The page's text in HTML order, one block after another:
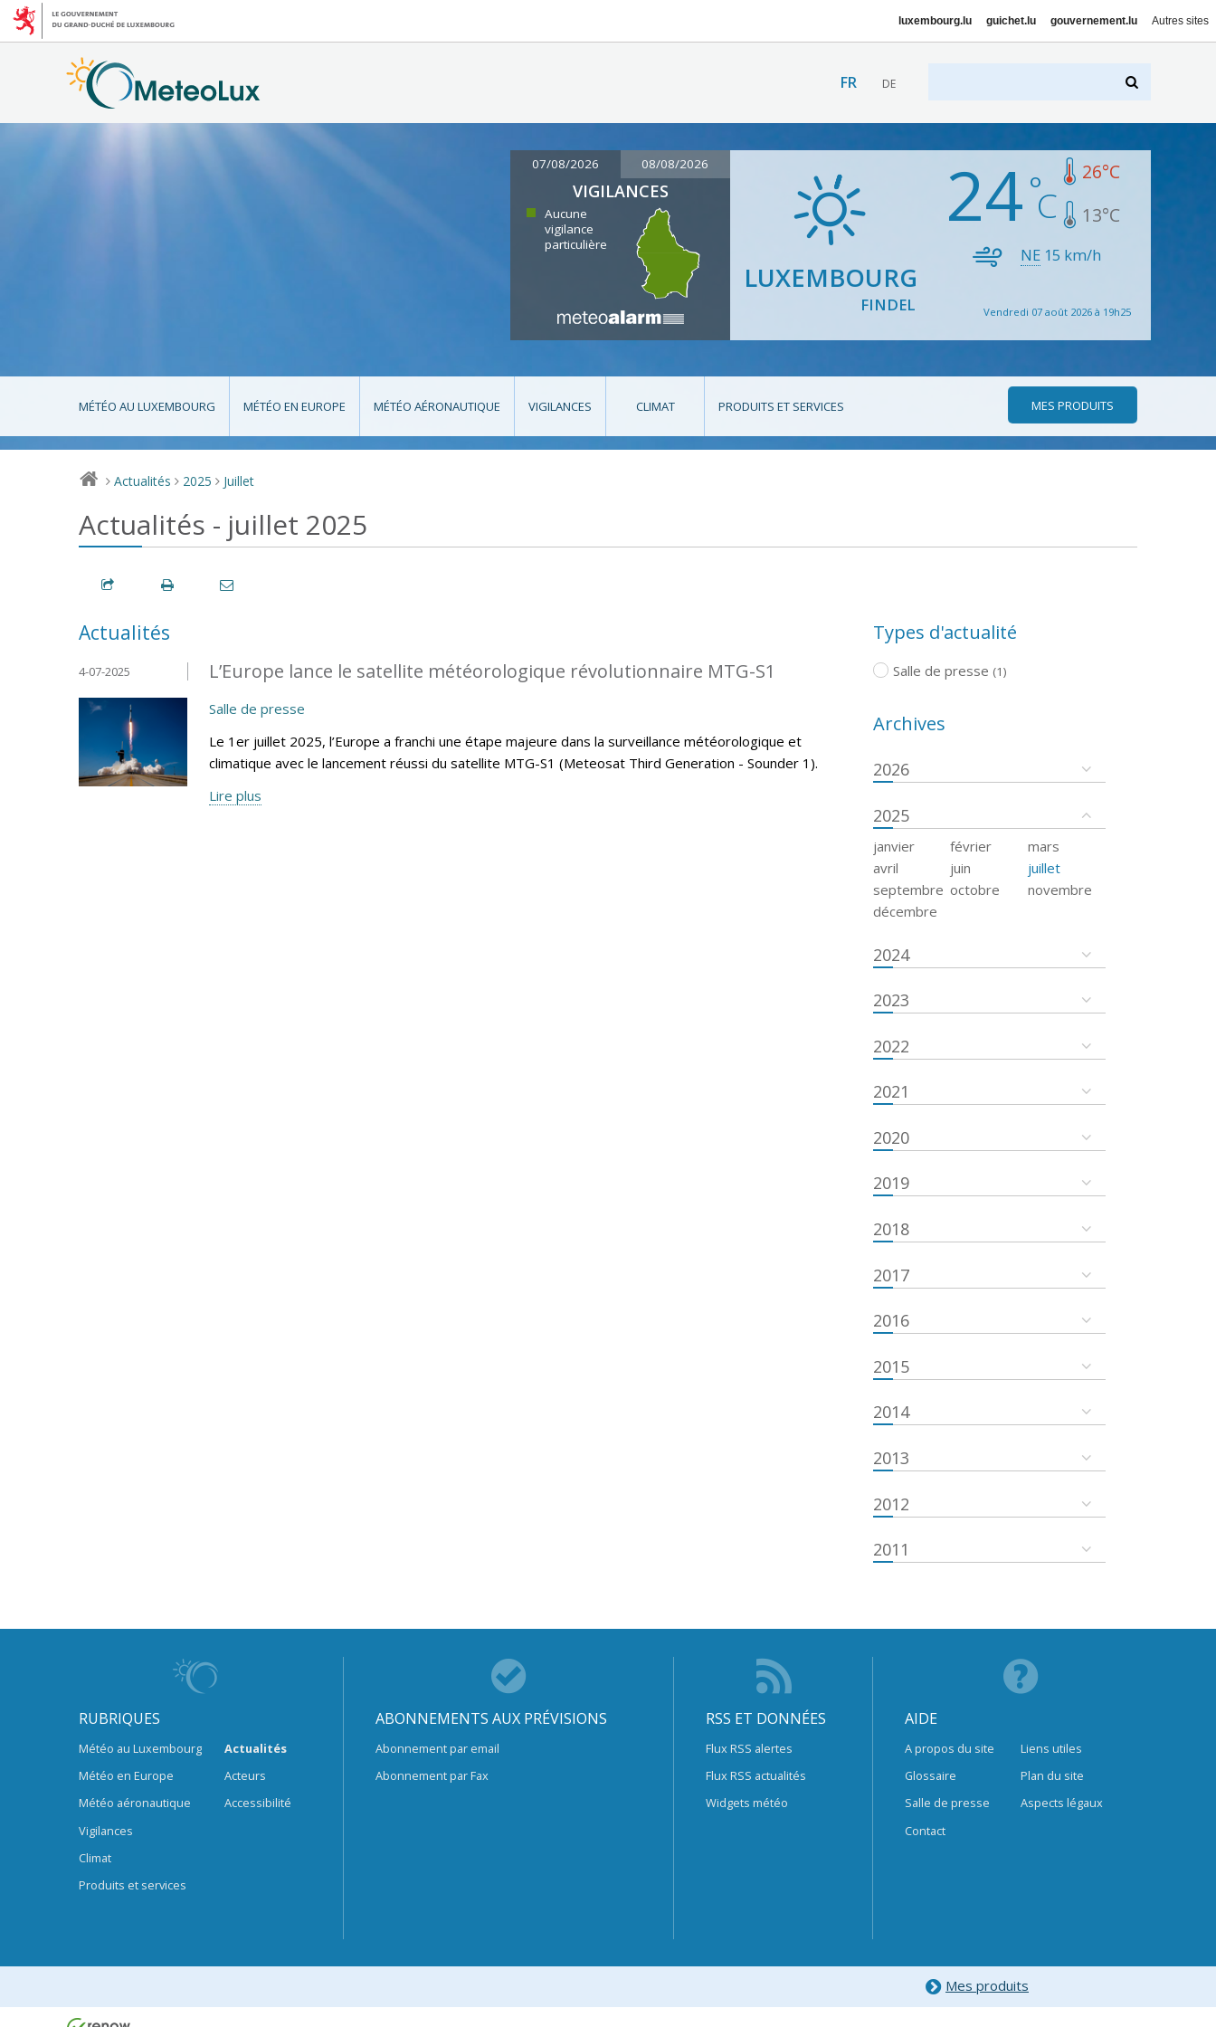
luxembourg.lu guichet.lu gouvernement.lu Autres sites
FR DE
07/08/2026 08/08/2026
VIGILANCES
Aucune
vigilance
particulière
LUXEMBOURG
FINDEL
24 26°C
13°C
NE 15 km/h
Vendredi 07 août 2026 à 19h25
MÉTÉO AU LUXEMBOURG MÉTÉO EN EUROPE MÉTÉO AÉRONAUTIQUE VIGILANCES CLIMAT PRODUITS ET SERVICES MES PRODUITS
> Actualités > 2025 > Juillet
Actualités - juillet 2025
Actualités
L’Europe lance le satellite météorologique révolutionnaire MTG-S1
4-07-2025
Salle de presse
Le 1er juillet 2025, l’Europe a franchi une étape majeure dans la surveillance météorologique et
climatique avec le lancement réussi du satellite MTG-S1 (Meteosat Third Generation - Sounder 1).
Lire plus
Types d'actualité
Salle de presse (1)
Archives
2026
2025
janvier février
mars
avril
juin
juillet
septembre octobre
novembre
décembre
2024
2023
2022
2021
2020
2019
2018
2017
2016
2015
2014
2013
2012
2011
RUBRIQUES
Météo au Luxembourg
Météo en Europe
Météo aéronautique
Vigilances
Climat
Produits et services
Actualités
Acteurs
Accessibilité
ABONNEMENTS AUX PRÉVISIONS
Abonnement par email
Abonnement par Fax
RSS ET DONNÉES
Flux RSS alertes
Flux RSS actualités
Widgets météo
AIDE
A propos du site
Glossaire
Salle de presse
Contact
Liens utiles
Plan du site
Aspects légaux
Mes produits